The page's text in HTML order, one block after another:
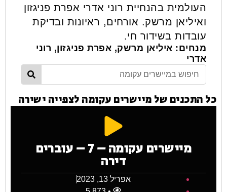
העולמית בהנחיית רוני אדרי אפרת פניגזון
ואיליאן מרשק. אורחים, ראיונות ובדיקת
עובדות בשידור חי.
מנחים: איליאן מרשק, אפרת פניגזון, רוני
אדרי
כל התכנים של מיישרים עקומה לצפייה ישירה
מיישרים עקומה – 7 – עוברים
דירה
אפריל 13, 2023